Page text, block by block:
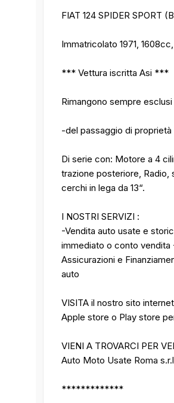
FIAT 124 SPIDER SPORT
Immatricolato 1971,
*** Vettura iscritta Asi ***
Rimangono sempre
-del passaggio di
Di serie con: Motore a 4
trazione posteriore, Radio,
cerchi in lega da 13“.
I NOSTRI SERVIZI :
-Vendita auto usate e
immediato o conto
Assicurazioni e
auto
VISITA il nostro sito
Apple store o Play store
VIENI A TROVARCI PER
Auto Moto Usate Roma
*************